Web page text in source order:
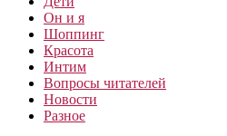
Он и я
Шоппинг
Красота
Интим
Вопросы читателей
Новости
Разное